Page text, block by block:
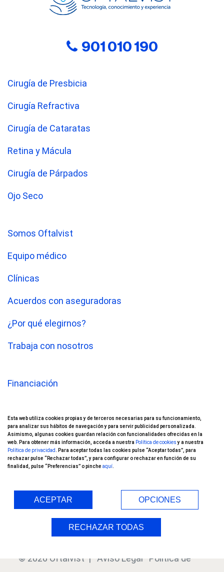
901 010 190
Cirugía de Presbicia
Cirugía Refractiva
Cirugía de Cataratas
Retina y Mácula
Cirugía de Párpados
Ojo Seco
Somos Oftalvist
Equipo médico
Clínicas
Acuerdos con aseguradoras
¿Por qué elegirnos?
Trabaja con nosotros
Financiación
Nuestros pacientes opinan
Ensayos Clínicos
© 2026 Oftalvist |Aviso Legal Política de
Esta web utiliza cookies propias y de terceros necesarias para su funcionamiento,
para analizar sus hábitos de navegación y para servir publicidad personalizada.
Asimismo, algunas cookies guardan relación con funcionalidades ofrecidas en la
web. Para obtener más información, acceda a nuestra Política de cookiesy a nuestra
Política de privacidad
. Para aceptar todas las cookies pulse “Aceptar todas”, para
rechazar pulse “Rechazar todas”, y para configurar o rechazar en función de su
finalidad, pulse “Preferencias” o pinche aquí
ACEPTAR OPCIONES
RECHAZAR TODAS